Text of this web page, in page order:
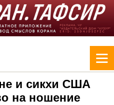
и сикхи США
на ношение